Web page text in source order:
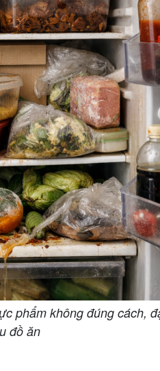
phẩm không đúng cách,
đồ ăn